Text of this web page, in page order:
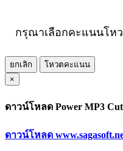
กรุณาเลือกคะแนนโห
ยกเลิก
โหวตคะแนน
×
ดาวน์โหลด Power MP3
ดาวน์โหลด